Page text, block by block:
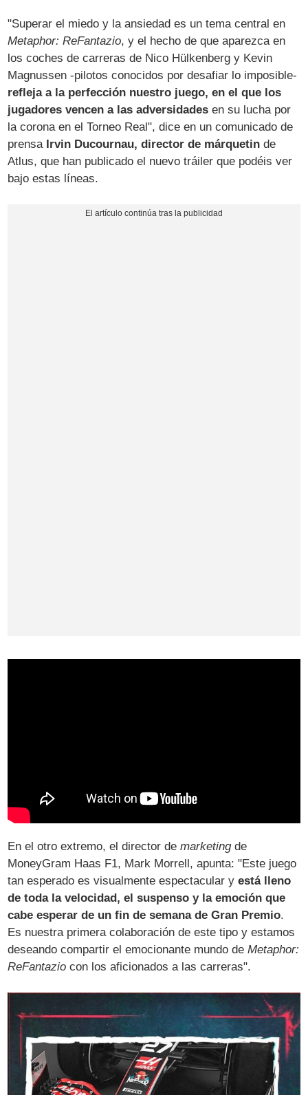
"Superar el miedo y la ansiedad es un tema central en
Metaphor: ReFantazio, y el hecho de que aparezca en
los coches de carreras de Nico Hülkenberg y Kevin
Magnussen -pilotos conocidos por desafiar lo imposible-
refleja a la perfección nuestro juego, en el que los
jugadores vencen a las adversidades en su lucha por
la corona en el Torneo Real", dice en un comunicado de
prensa Irvin Ducournau, director de márquetin de
Atlus, que han publicado el nuevo tráiler que podéis ver
bajo estas líneas.
En el otro extremo, el director demarketingde
MoneyGram Haas F1, Mark Morrell, apunta: "Este juego
tan esperado es visualmente espectacular yestá lleno
de toda la velocidad, el suspenso y la emoción que
cabe esperar de un fin de semana de Gran Premio.
Es nuestra primera colaboración de este tipo y estamos
deseando compartir el emocionante mundo deMetaphor:
ReFantazio con los aficionados a las carreras".